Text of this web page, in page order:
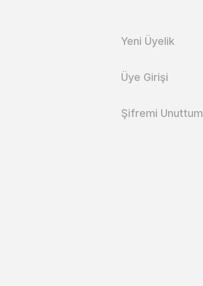
Yeni Üyelik
Üye Girişi
Şifremi Unuttum